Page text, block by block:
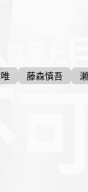
藤森慎吾